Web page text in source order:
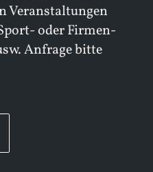
Veranstaltungen
oder Firmen-
Anfrage bitte